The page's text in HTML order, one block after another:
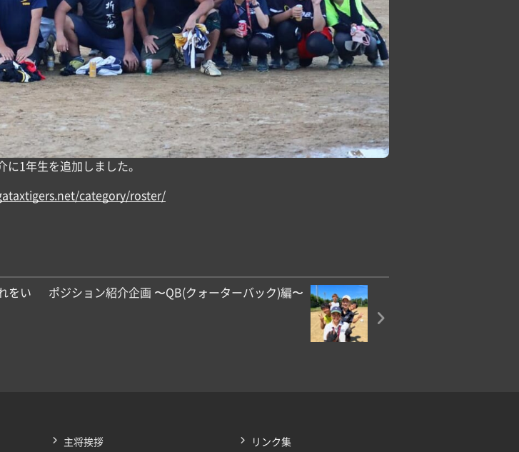
に1年生を追加しました。
category/roster/
をい
ポジション紹介企画 〜QB(クォーターバック)編〜
主将挨拶 リンク集